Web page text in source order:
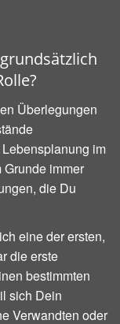
Überlegungen
im
immer
die Du
eine der ersten,
die erste
bestimmten
sich Dein
Verwandten oder